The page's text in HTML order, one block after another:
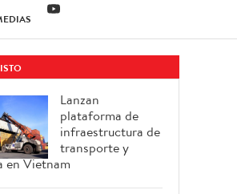
Lanzan
plataforma de
infraestructura de
transporte y
en Vietnam